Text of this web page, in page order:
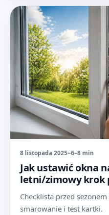
8 listopada 2025~6–8 min
Jak ustawić okna
letni/zimowy krok
Checklista przed
smarowanie i test kartki.